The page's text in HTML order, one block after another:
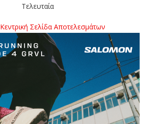
Τελευταία
Κεντρική Σελίδα Αποτελεσμάτων